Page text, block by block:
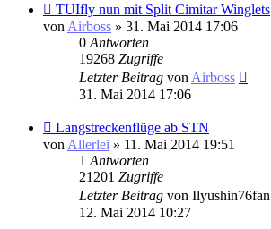
TUIfly nun mit Split Cimitar Winglets
von Airboss » 31. Mai 2014 17:06
0 Antworten
19268 Zugriffe
Letzter Beitrag von Airboss
31. Mai 2014 17:06
Langstreckenflüge ab STN
von Allerlei » 11. Mai 2014 19:51
1 Antworten
21201 Zugriffe
Letzter Beitrag von Ilyushin76fan
12. Mai 2014 10:27